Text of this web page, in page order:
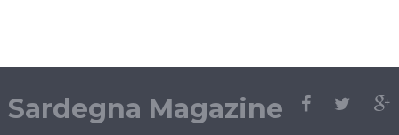
Sardegna Magazine